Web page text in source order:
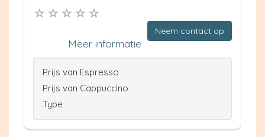
Neem contact op
Meer informatie
Prijs van Espresso
Prijs van Cappuccino
Type